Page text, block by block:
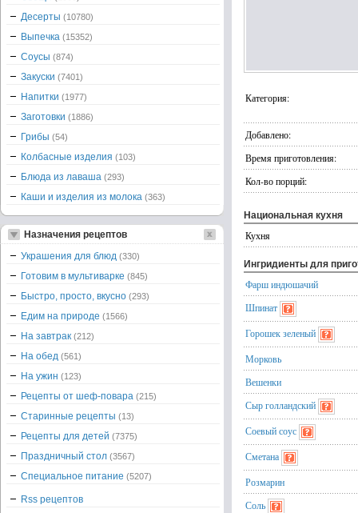
Категория:
Добавлено:
Время приготовления:
Кол-во порций:
Национальная кухня
Кухня
Ингридиенты для
Фарш индюшачий
Шпинат
Горошек зеленый
Морковь
Вешенки
Сыр голландский
Соевый соус
Сметана
Розмарин
Соль
Десерты (10780)
Выпечка (15352)
Соусы (874)
Закуски (7401)
Напитки (1977)
Заготовки (1886)
Грибы (54)
Колбасные изделия (103)
Блюда из лаваша (293)
Каши и изделия из молока (363)
Назначения рецептов
Украшения для блюд (330)
Готовим в мультиварке (845)
Быстро, просто, вкусно (293)
Едим на природе (1566)
На завтрак (212)
На обед (561)
На ужин (123)
Рецепты от шеф-повара (215)
Старинные рецепты (13)
Рецепты для детей (7375)
Праздничный стол (3567)
Специальное питание (5207)
Rss рецептов